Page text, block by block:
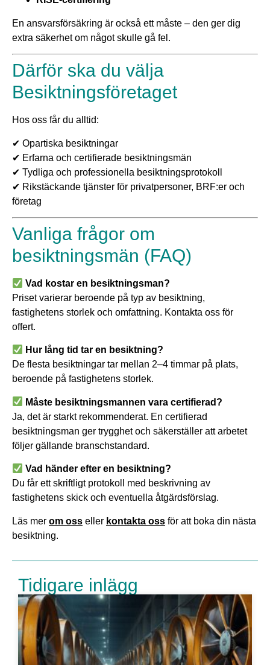
En ansvarsförsäkring är också ett måste – den ger dig
extra säkerhet om något skulle gå fel.
Därför ska du välja
Besiktningsföretaget
Hos oss får du alltid:
✔ Opartiska besiktningar
✔ Erfarna och certifierade besiktningsmän
✔ Tydliga och professionella besiktningsprotokoll
✔ Rikstäckande tjänster för privatpersoner, BRF:er och
företag
Vanliga frågor om
besiktningsmän (FAQ)
Vad kostar en besiktningsman?
Priset varierar beroende på typ av besiktning,
fastighetens storlek och omfattning. Kontakta oss för
offert.
Hur lång tid tar en besiktning?
De flesta besiktningar tar mellan 2–4 timmar på plats,
beroende på fastighetens storlek.
Måste besiktningsmannen vara certifierad?
Ja, det är starkt rekommenderat. En certifierad
besiktningsman ger trygghet och säkerställer att arbetet
följer gällande branschstandard.
Vad händer efter en besiktning?
Du får ett skriftligt protokoll med beskrivning av
fastighetens skick och eventuella åtgärdsförslag.
Läs mer om oss eller kontakta oss för att boka din nästa
besiktning.
Tidigare inlägg